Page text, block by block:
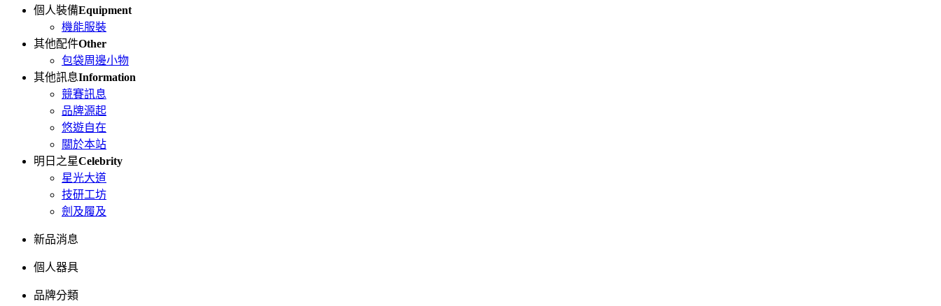
個人裝備Equipment
機能服裝
其他配件Other
包袋周邊小物
其他訊息Information
競賽訊息
品牌源起
悠遊自在
關於本站
明日之星Celebrity
星光大道
技研工坊
劍及履及
新品消息
個人器具
品牌分類